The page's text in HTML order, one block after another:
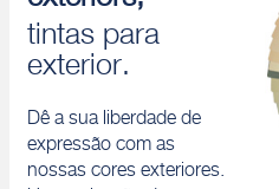
tintas para
exterior.
Dê a sua liberdade de
expressão com as
nossas cores exteriores.